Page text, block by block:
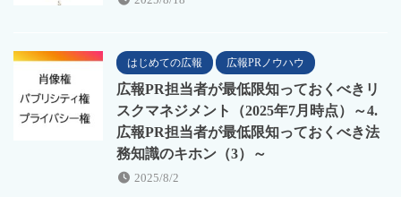
はじめての広報 広報PRノウハウ
広報PR担当者が最低限知っておくべきリ
スクマネジメント（2025年7月時点）～4.
広報PR担当者が最低限知っておくべき法
務知識のキホン（3）～
2025/8/2